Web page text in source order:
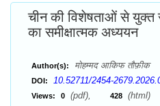
चीन की विशेषताओं से युक्त
का समीक्षात्मक अध्ययन
Author(s): मोहम्मद आकिफ तौफ़ीक
DOI: 10.52711/2454-
Views: 0 (pdf), 428 (html)